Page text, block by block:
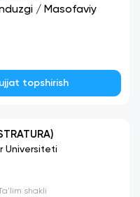
/ Masofaviy
topshirish
Universiteti
shakli